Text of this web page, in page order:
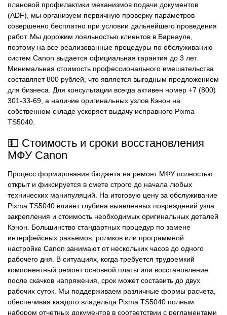
плановой профилактики механизмов подачи документов
(ADF), мы организуем первичную проверку параметров
совершенно бесплатно при условии дальнейшего проведения
работ. Мы дорожим лояльностью клиентов в Барнауле,
поэтому на все реализованные процедуры по обслуживанию
систем Canon выдается официальная гарантия до 3 лет.
Минимальная стоимость профессионального вмешательства
составляет 800 рублей, что является выгодным предложением
для бизнеса. Для консультации всегда активен номер +7 (800)
301-33-69, а наличие оригинальных узлов Кэнон на
собственном складе ускоряет выдачу исправного Pixma
TS5040.
💵 Стоимость и сроки восстановления
МФУ Canon
Процесс формирования бюджета на ремонт МФУ полностью
открыт и фиксируется в смете строго до начала любых
технических манипуляций. На итоговую цену за обслуживание
Pixma TS5040 влияет глубина выявленных повреждений узла
закрепления и стоимость необходимых оригинальных деталей
Кэнон. Большинство стандартных процедур по замене
интерфейсных разъемов, роликов или программной
настройке Canon занимают от нескольких часов до одного
рабочего дня. В ситуациях, когда требуется трудоемкий
компонентный ремонт основной платы или восстановление
после скачков напряжения, срок может составить до двух
рабочих суток. Мы поддерживаем различные формы расчета,
обеспечивая каждого владельца Pixma TS5040 полным
набором отчетных документов в соответствии с регламентами